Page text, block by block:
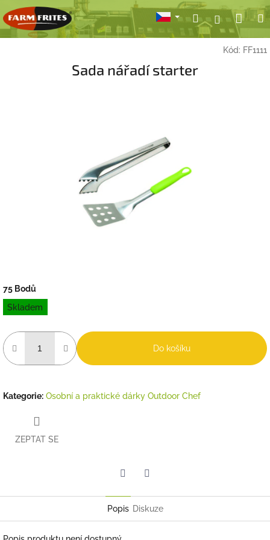
na
obsah
HledatPřihlášení
Kód: FF1111
Sada nářadí starter
75 Bodů
Měrná
cena:
Skladem
Do košíku
Kategorie: Osobní a praktické dárky Outdoor Chef
ZEPTAT SE
Popis Diskuze